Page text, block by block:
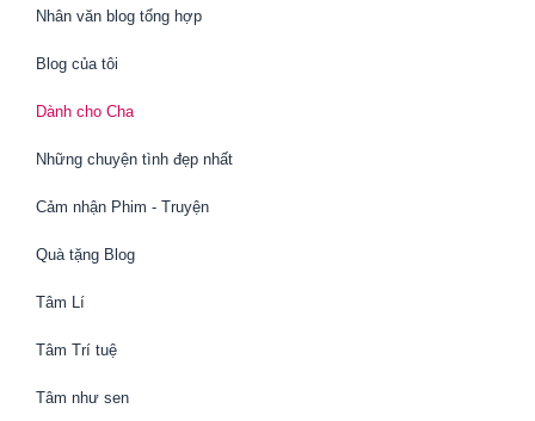
Nhân văn blog tổng hợp
Blog của tôi
Dành cho Cha
Những chuyện tình đẹp nhất
Cảm nhận Phim - Truyện
Quà tặng Blog
Tâm Lí
Tâm Trí tuệ
Tâm như sen